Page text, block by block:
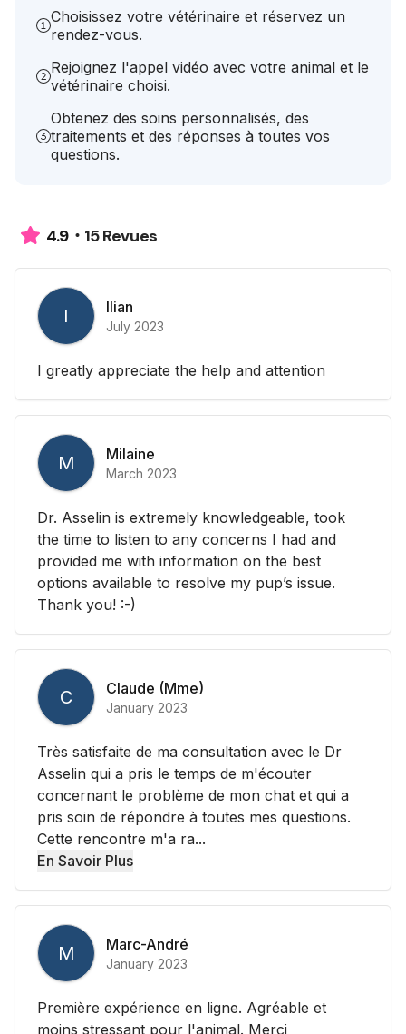
Choisissez votre vétérinaire et réservez un
rendez-vous.
Rejoignez l'appel vidéo avec votre animal et le
vétérinaire choisi.
Obtenez des soins personnalisés, des
traitements et des réponses à toutes vos
questions.
4.9 15 Revues
I Ilian
July 2023
I greatly appreciate the help and attention
M Milaine
March 2023
Dr. Asselin is extremely knowledgeable, took
the time to listen to any concerns I had and
provided me with information on the best
options available to resolve my pup’s issue.
Thank you! :-)
C Claude (Mme)
January 2023
Très satisfaite de ma consultation avec le Dr
Asselin qui a pris le temps de m'écouter
concernant le problème de mon chat et qui a
pris soin de répondre à toutes mes questions.
Cette rencontre m'a ra...
En Savoir Plus
M Marc-André
January 2023
Première expérience en ligne. Agréable et
moins stressant pour l'animal. Merci